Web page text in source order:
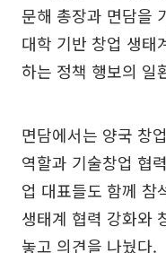
문해 총장과 면담을
대학 기반 창업 생태
하는 정책 행보의 일
면담에서는 양국 창
역할과 기술창업 협
업 대표들도 함께 참
생태계 협력 강화와
놓고 의견을 나눴다.